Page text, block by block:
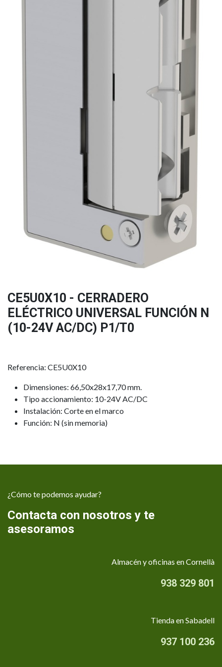
CE5U0X10 - CERRADERO
ELÉCTRICO UNIVERSAL FUNCIÓN N
(10-24V AC/DC) P1/T0
Referencia: CE5U0X10
Dimensiones: 66,50x28x17,70 mm.
Tipo accionamiento: 10-24V AC/DC
Instalación: Corte en el marco
Función: N (sin memoria)
¿Cómo te podemos ayudar?
Contacta con nosotros y te
asesoramos
Almacén y oficinas en Cornellà
938 329 801
Tienda en Sabadell
937 100 236